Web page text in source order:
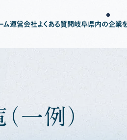
ム運営会社よくある質問 岐阜県内の企業
（ 一例 ）